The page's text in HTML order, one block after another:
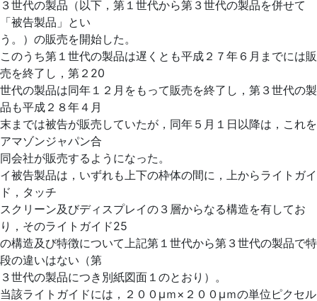
３世代の製品（以下，第１世代から第３世代の製品を併せて
「被告製品」とい
う。）の販売を開始した。
このうち第１世代の製品は遅くとも平成２７年６月までには販
売を終了し，第２20
世代の製品は同年１２月をもって販売を終了し，第３世代の製
品も平成２８年４月
末までは被告が販売していたが，同年５月１日以降は，これを
アマゾンジャパン合
同会社が販売するようになった。
イ被告製品は，いずれも上下の枠体の間に，上からライトガイ
ド，タッチ
スクリーン及びディスプレイの３層からなる構造を有してお
り，そのライトガイド25
の構造及び特徴について上記第１世代から第３世代の製品で特
段の違いはない（第
３世代の製品につき別紙図面１のとおり）。
当該ライトガイドには，２００μｍ×２００μｍの単位ピクセル